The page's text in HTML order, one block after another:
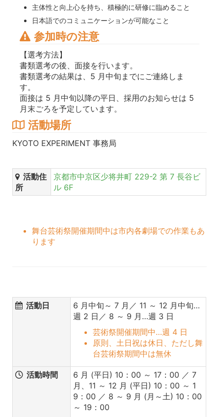
主体性と向上心を持ち、積極的に研修に臨めること
日本語でのコミュニケーションが可能なこと
参加時の注意
【選考方法】
書類選考の後、面接を行います。
書類選考の結果は、5 月中旬までにご連絡しま
す。
面接は 5 月中旬以降の平日、採用のお知らせは 5
月末ごろを予定しています。
活動場所
KYOTO EXPERIMENT 事務局
活動住
所
京都市中京区少将井町 229-2 第 7 長谷ビ
ル 6F
舞台芸術祭開催期間中は市内各劇場での作業もあ
ります
活動日
6 月中旬～ 7 月／ 11 ～ 12 月中旬…
週 2 日／ 8 ～ 9 月…週 3 日
芸術祭開催期間中…週 4 日
原則、土日祝は休日、ただし舞
台芸術祭期間中は無休
活動時間
6 月 (平日) 10：00 ～ 17：00 ／ 7
月、11 ～ 12 月 (平日) 10：00 ～ 1
9：00 ／ 8 ～ 9 月 (月～土) 10：00
～ 19：00